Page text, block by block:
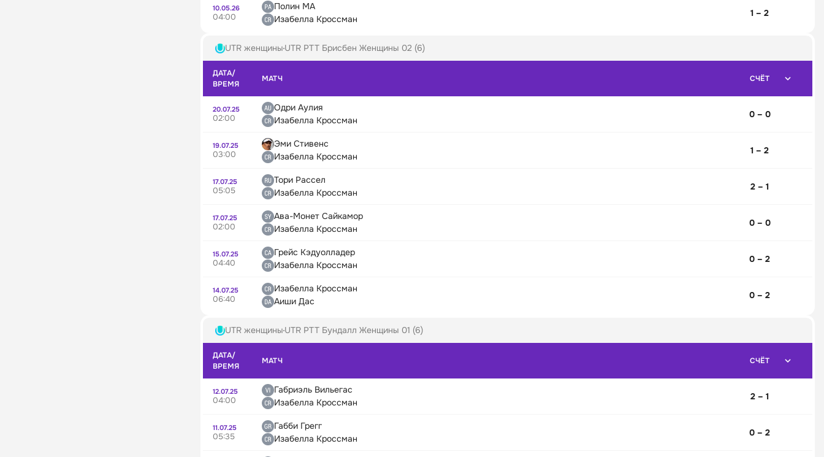
10.05.26
04:00
Полин МА
Изабелла Кроссман
1 – 2
UTR женщины UTR PTT Брисбен Женщины 02 (6)
ДАТА/
ВРЕМЯ
МАТЧ СЧЁТ
20.07.25
02:00
Одри Аулия
Изабелла Кроссман
0 – 0
19.07.25
03:00
Эми Стивенс
Изабелла Кроссман
1 – 2
17.07.25
05:05
Тори Рассел
Изабелла Кроссман
2 – 1
17.07.25
02:00
Ава-Монет Сайкамор
Изабелла Кроссман
0 – 0
15.07.25
04:40
Грейс Кэдуолладер
Изабелла Кроссман
0 – 2
14.07.25
06:40
Изабелла Кроссман
Аиши Дас
0 – 2
UTR женщины UTR PTT Бундалл Женщины 01 (6)
ДАТА/
ВРЕМЯ
МАТЧ СЧЁТ
12.07.25
04:00
Габриэль Вильегас
Изабелла Кроссман
2 – 1
11.07.25
05:35
Габби Грегг
Изабелла Кроссман
0 – 2